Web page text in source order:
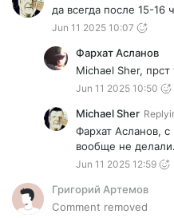
да всегда после 15-16
Jun 11 2025 10:07
Фархат Асланов
Michael Sher, прст
Jun 11 2025 10:50
Michael Sher
Фархат Асланов,
вообще не
Jun 11 2025 12:59
Григорий Артемов
Comment removed